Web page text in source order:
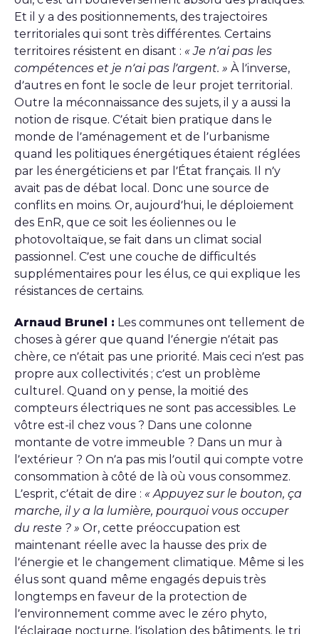
Et il y a des positionnements, des trajectoires
territoriales qui sont très différentes. Certains
territoires résistent en disant : « Je n’ai pas les
compétences et je n’ai pas l’argent. » À l’inverse,
d’autres en font le socle de leur projet territorial.
Outre la méconnaissance des sujets, il y a aussi la
notion de risque. C’était bien pratique dans le
monde de l’aménagement et de l’urbanisme
quand les politiques énergétiques étaient réglées
par les énergéticiens et par l’État français. Il n’y
avait pas de débat local. Donc une source de
conflits en moins. Or, aujourd’hui, le déploiement
des EnR, que ce soit les éoliennes ou le
photovoltaïque, se fait dans un climat social
passionnel. C’est une couche de difficultés
supplémentaires pour les élus, ce qui explique les
résistances de certains.
Arnaud Brunel : Les communes ont tellement de
choses à gérer que quand l’énergie n’était pas
chère, ce n’était pas une priorité. Mais ceci n’est pas
propre aux collectivités ; c’est un problème
culturel. Quand on y pense, la moitié des
compteurs électriques ne sont pas accessibles. Le
vôtre est-il chez vous ? Dans une colonne
montante de votre immeuble ? Dans un mur à
l’extérieur ? On n’a pas mis l’outil qui compte votre
consommation à côté de là où vous consommez.
L’esprit, c’était de dire : « Appuyez sur le bouton, ça
marche, il y a la lumière, pourquoi vous occuper
du reste ? » Or, cette préoccupation est
maintenant réelle avec la hausse des prix de
l’énergie et le changement climatique. Même si les
élus sont quand même engagés depuis très
longtemps en faveur de la protection de
l’environnement comme avec le zéro phyto,
l’éclairage nocturne, l’isolation des bâtiments, le tri